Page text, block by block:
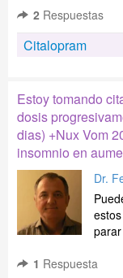
2 Respuestas
Citalopram
Estoy tomando
dosis
dias) +Nux Vom
insomnio en
Dr.
1 Respuesta